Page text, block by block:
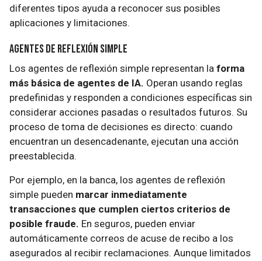
diferentes tipos ayuda a reconocer sus posibles
aplicaciones y limitaciones.
Agentes de Reflexión Simple
Los agentes de reflexión simple representan la forma
más básica de agentes de IA. Operan usando reglas
predefinidas y responden a condiciones específicas sin
considerar acciones pasadas o resultados futuros. Su
proceso de toma de decisiones es directo: cuando
encuentran un desencadenante, ejecutan una acción
preestablecida.
Por ejemplo, en la banca, los agentes de reflexión
simple pueden marcar inmediatamente
transacciones que cumplen ciertos criterios de
posible fraude. En seguros, pueden enviar
automáticamente correos de acuse de recibo a los
asegurados al recibir reclamaciones. Aunque limitados